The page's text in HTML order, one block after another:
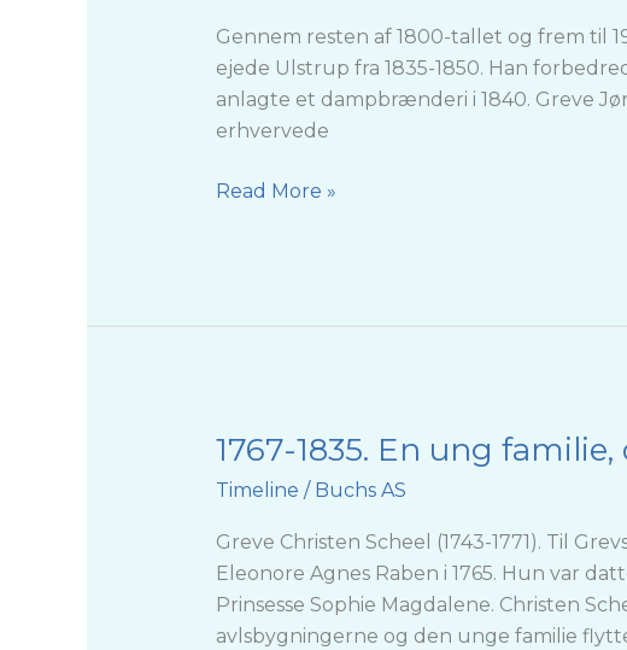
Gennem resten af 1800-tallet og frem til
ejede Ulstrup fra 1835-1850. Han
anlagte et dampbrænderi i 1840. Greve
erhvervede
Forskellige
ejere
Read More »
1767-1835. En ung
Timeline / Buchs AS
Greve Christen Scheel (1743-1771). Til
Eleonore Agnes Raben i 1765. Hun var
Prinsesse Sophie Magdalene. Christen
avlsbygningerne og den unge familie
1767-
familie, død og
fallit.